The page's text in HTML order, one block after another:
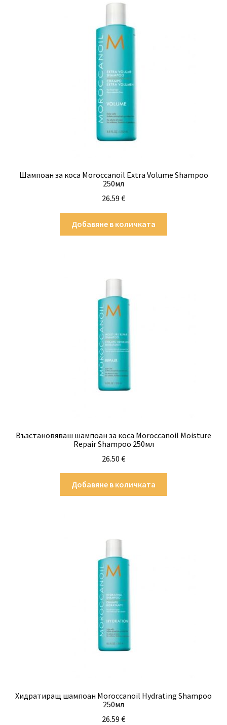
Шампоан за коса Moroccanoil Extra Volume Shampoo
250мл
26.59 €
Добавяне в количката
Възстановяваш шампоан за коса Moroccanoil Moisture
Repair Shampoo 250мл
26.50 €
Добавяне в количката
Хидратиращ шампоан Moroccanoil Hydrating Shampoo
250мл
26.59 €